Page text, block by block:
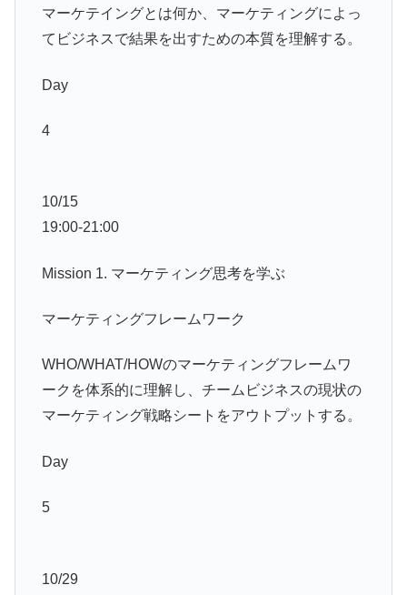
マーケテイングとは何か、マーケティングによっ
てビジネスで結果を出すための本質を理解する。
Day
4
10/15
19:00-21:00
Mission 1. マーケティング思考を学ぶ
マーケティングフレームワーク
WHO/WHAT/HOWのマーケティングフレームワ
ークを体系的に理解し、チームビジネスの現状の
マーケティング戦略シートをアウトプットする。
Day
5
10/29